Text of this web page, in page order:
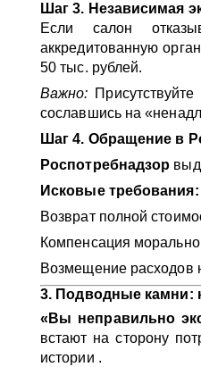
Шаг 3. Независимая
Если салон
аккредитованную
50 тыс. рублей.
Важно:
сославшись на
Шаг 4. Обращение в
Роспотребнадзор
Исковые требования:
Возврат полной
Компенсация
Возмещение расходов
3. Подводные камни:
«Вы неправильно
встают на сторону
истории .